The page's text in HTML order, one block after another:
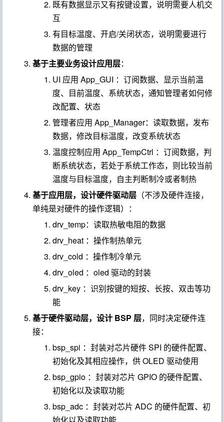
既有数据显示又有按键设置，说明需要人机交
互
有目标温度、开启/关闭状态，说明需要进行
数据的管理
基于主要业务设计应用层：
UI 应用 App_GUI ：订阅数据、显示当前温
度、目前温度、系统状态，通知管理者如何修
改配置、状态
管理者应用 App_Manager：读取数据，发布
数据，修改目标温度，改变系统状态
温度控制应用 App_TempCtrl ：订阅数据，判
断系统状态，若处于系统工作态，则比较当前
温度与目标温度，自主判断制冷或者制热
基于应用层，设计硬件驱动层 （不涉及硬件连接，
单纯是对硬件的操作逻辑）：
drv_temp：读取热敏电阻的数据
drv_heat ：操作制热单元
drv_cold ：操作制冷单元
drv_oled ：oled 驱动的封装
drv_key ：识别按键的短按、长按、双击等功
能
基于硬件驱动层，设计 BSP 层，同时决定硬件连
接：
bsp_spi ：封装对芯片硬件 SPI 的硬件配置、
初始化及其相应操作，供 OLED 驱动使用
bsp_gpio ：封装对芯片 GPIO 的硬件配置、
初始化以及读取功能
bsp_adc ：封装对芯片 ADC 的硬件配置、初